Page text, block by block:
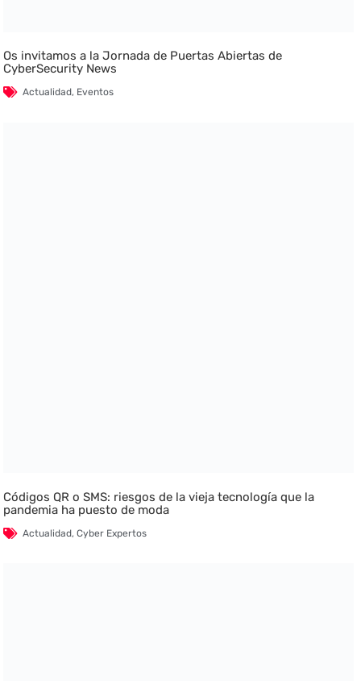
Os invitamos a la Jornada de Puertas Abiertas de
CyberSecurity News
Actualidad, Eventos
Códigos QR o SMS: riesgos de la vieja tecnología que la
pandemia ha puesto de moda
Actualidad,Cyber Expertos